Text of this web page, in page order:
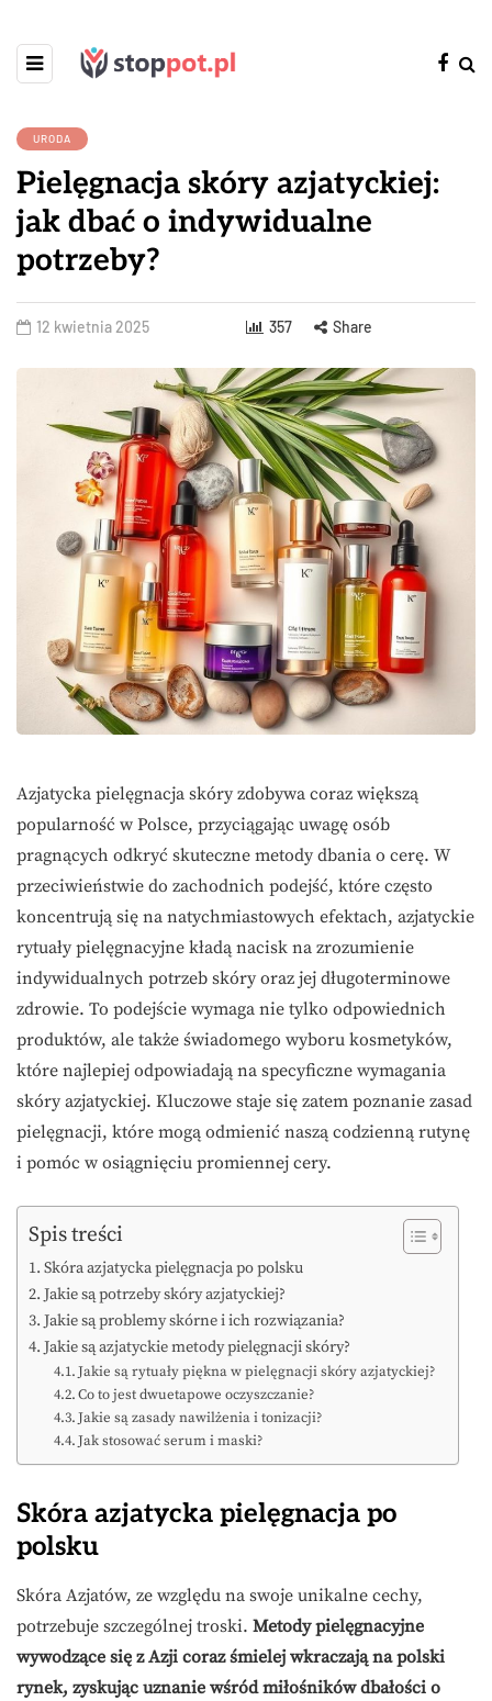
URODA
Pielęgnacja skóry azjatyckiej:
jak dbać o indywidualne
potrzeby?
12 kwietnia 2025 357 Share
Azjatycka pielęgnacja skóry zdobywa coraz większą
popularność w Polsce, przyciągając uwagę osób
pragnących odkryć skuteczne metody dbania o cerę. W
przeciwieństwie do zachodnich podejść, które często
koncentrują się na natychmiastowych efektach, azjatyckie
rytuały pielęgnacyjne kładą nacisk na zrozumienie
indywidualnych potrzeb skóry oraz jej długoterminowe
zdrowie. To podejście wymaga nie tylko odpowiednich
produktów, ale także świadomego wyboru kosmetyków,
które najlepiej odpowiadają na specyficzne wymagania
skóry azjatyckiej. Kluczowe staje się zatem poznanie zasad
pielęgnacji, które mogą odmienić naszą codzienną rutynę
i pomóc w osiągnięciu promiennej cery.
Spis treści
Skóra azjatycka pielęgnacja po polsku
Jakie są potrzeby skóry azjatyckiej?
Jakie są problemy skórne i ich rozwiązania?
Jakie są azjatyckie metody pielęgnacji skóry?
Jakie są rytuały piękna w pielęgnacji skóry azjatyckiej?
Co to jest dwuetapowe oczyszczanie?
Jakie są zasady nawilżenia i tonizacji?
Jak stosować serum i maski?
Skóra azjatycka pielęgnacja po
polsku
Skóra Azjatów, ze względu na swoje unikalne cechy,
potrzebuje szczególnej troski. Metody pielęgnacyjne
wywodzące się z Azji coraz śmielej wkraczają na polski
rynek, zyskując uznanie wśród miłośników dbałości o